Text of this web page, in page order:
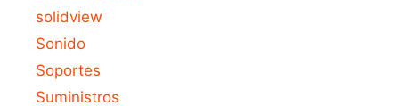
solidview
Sonido
Soportes
Suministros